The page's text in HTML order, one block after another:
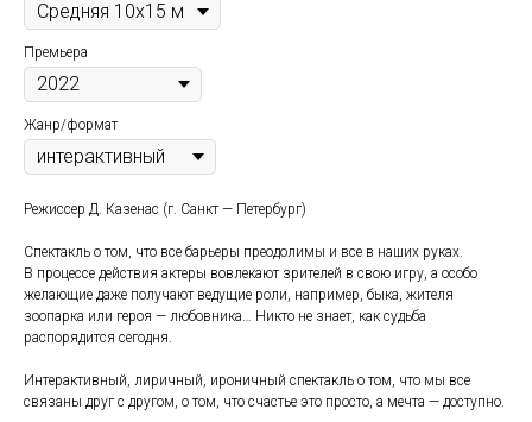
Премьера
Жанр/формат
Режиссер Д. Казенас (г. Санкт — Петербург)
Спектакль о том, что все барьеры преодолимы и все в наших руках.
В процессе действия актеры вовлекают зрителей в свою игру, а особо
желающие даже получают ведущие роли, например, быка, жителя
зоопарка или героя — любовника… Никто не знает, как судьба
распорядится сегодня.
Интерактивный, лиричный, ироничный спектакль о том, что мы все
связаны друг с другом, о том, что счастье это просто, а мечта — доступно.